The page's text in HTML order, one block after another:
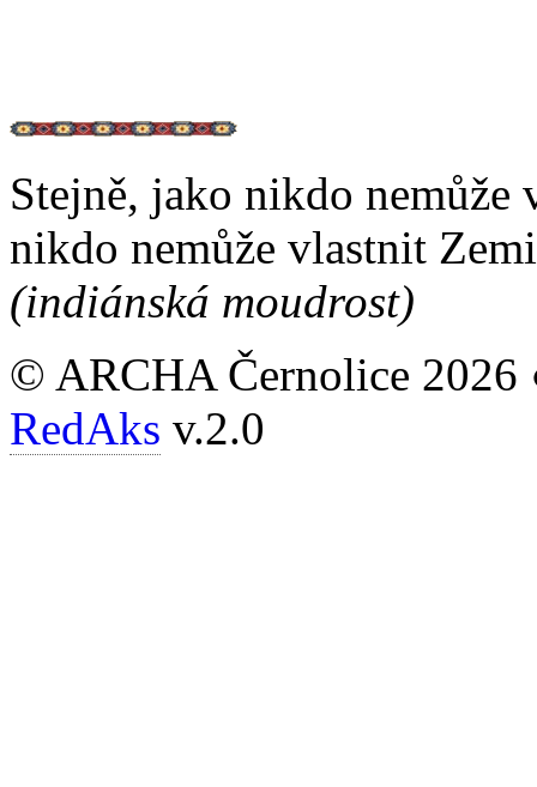
Stejně, jako nikdo nemůže
nikdo nemůže vlastnit
(indiánská moudrost)
© ARCHA Černolice 2026
RedAks v.2.0